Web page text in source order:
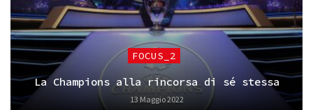
FOCUS_2
La Champions alla rincorsa di sé stessa
13 Maggio 2022